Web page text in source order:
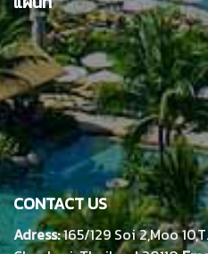
CONTACT US
Adress:165/129 Soi 2,Moo